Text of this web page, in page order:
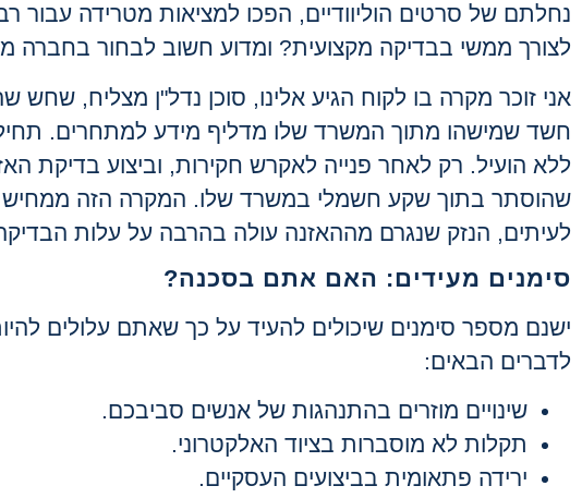
נחלתם של סרטים הוליוודיים, הפכו למציאות מטרידה
לצורך ממשי בבדיקה מקצועית? ומדוע חשוב לבחור בחברה
אני זוכר מקרה בו לקוח הגיע אלינו, סוכן נדל"ן מצליח,
חשד שמישהו מתוך המשרד שלו מדליף מידע למתחרים.
ללא הועיל. רק לאחר פנייה לאקרש חקירות, וביצוע בדיקת
שהוסתר בתוך שקע חשמלי במשרד שלו. המקרה הזה ממחיש
לעיתים, הנזק שנגרם מההאזנה עולה בהרבה על עלות
סימנים מעידים: האם אתם בסכנה?
ישנם מספר סימנים שיכולים להעיד על כך שאתם עלולים
לדברים הבאים:
שינויים מוזרים בהתנהגות של אנשים סביבכם.
תקלות לא מוסברות בציוד האלקטרוני.
ירידה פתאומית בביצועים העסקיים.